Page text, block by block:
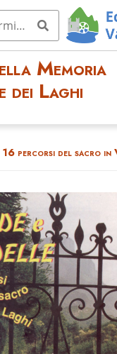
Memoria
Laghi
percorsi del sacro in